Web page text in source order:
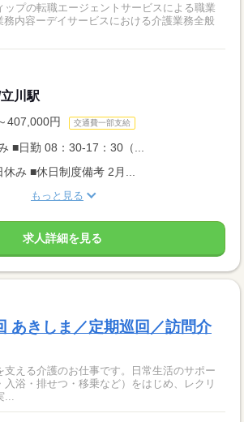
プの転職エージェントサービスによる職業
内容ーデイサービスにおける介護業務全般
川駅
407,000円 交通費一部支給
■日勤 08：30-17：30（...
み ■休日制度備考 2月...
もっと見る
求人詳細を見る
あきしま／定期巡回／訪問介
支える介護のお仕事です。日常生活のサポー
入浴・排せつ・移乗など）をはじめ、レクリ